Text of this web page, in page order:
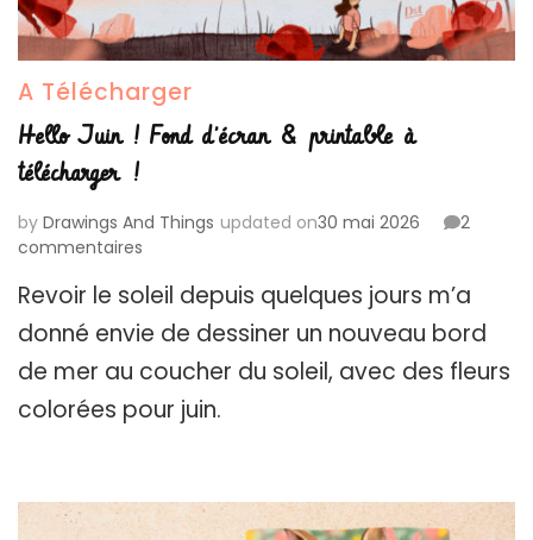
A Télécharger
Hello Juin ! Fond d’écran & printable à
télécharger !
by Drawings And Things updated on30 mai 2026
2
commentaires
Juin
Fond
d’écran
printable
Revoir le soleil depuis quelques jours m’a
donné envie de dessiner un nouveau bord
de mer au coucher du soleil, avec des fleurs
colorées pour juin.